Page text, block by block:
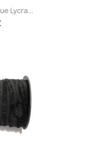
Lycra...